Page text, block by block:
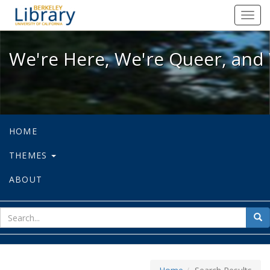
We're Here, We're Queer, and
We're Here, We're Queer,
HOME
THEMES
ABOUT
for